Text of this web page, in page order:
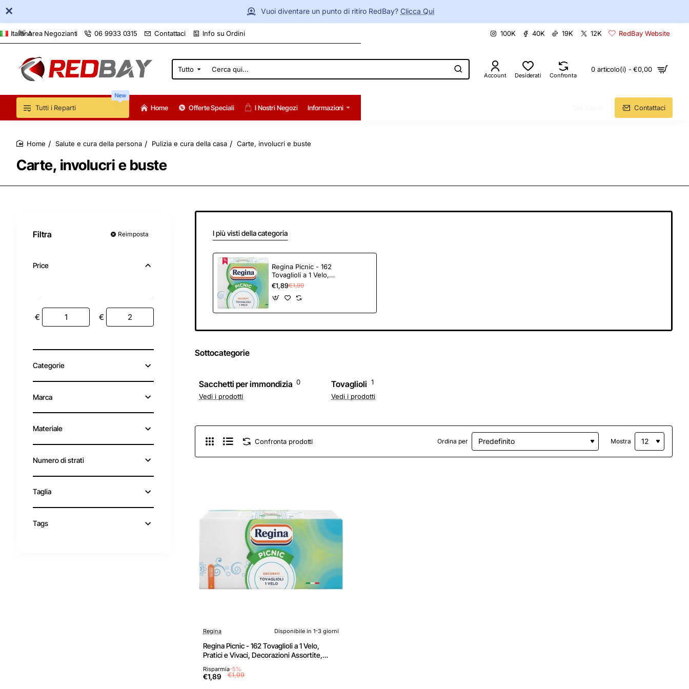
Vuoi diventare un punto di ritiro RedBay? Clicca Qui
👋 Area Negozianti 06 9933 0315 Contattaci Info su Ordini
Italiano 100K 40K 19K 12K RedBay Website
Tutto
Cerca
qui...
Account Desiderati Confronta
0 articolo(i) - €0,00
Tutti i Reparti
New
Home Offerte Speciali I Nostri Negozi Informazioni Contattaci
Carte, involucri e buste
Salute e cura della persona Pulizia e cura della casa Carte, involucri e buste
Filtra Reimposta
Price
€ €
Categorie
Marca
Materiale
Numero di strati
Taglia
Tags
I più visti della categoria
Regina Picnic - 162
Tovaglioli a 1 Velo,
Pratici e Vivaci,
Decorazioni Assortite,
100% Pura Cellulosa
Confezione da 162
€1,89€1,99
Sottocategorie
Sacchetti per immondizia 0
Vedi i prodotti
Tovaglioli 1
Vedi i prodotti
Confronta prodotti Ordina per Mostra
Regina Disponibile in 1-3 giorni
Regina Picnic - 162 Tovaglioli a 1 Velo,
Pratici e Vivaci, Decorazioni Assortite,
Confezione da 162
Risparmia-5%
€1,89 €1,99